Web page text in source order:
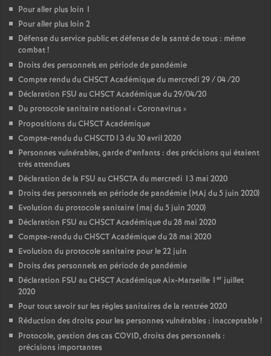
Pour aller plus loin 1
Pour aller plus loin 2
Défense du service public et défense de la santé de tous : même
combat!
Droits des personnels en période de pandémie
Compte rendu du CHSCT Académique du mercredi 29 / 04 /20
Déclaration FSU au CHSCT Académique du 29/04/20
Du protocole sanitaire national «Coronavirus »
Propositions du CHSCT Académique
Compte-rendu du CHSCTD13 du 30 avril 2020
Personnes vulnérables, garde d’enfants : des précisions qui étaient
très attendues
Déclaration de la FSU au CHSCTA du mercredi 13 mai 2020
Droits des personnels en période de pandémie (MAj du 5 juin 2020)
Evolution du protocole sanitaire (maj du 5 juin 2020)
Déclaration FSU au CHSCT Académique du 28 mai 2020
Compte-rendu du CHSCT Académique du 28 mai 2020
Evolution du protocole sanitaire pour le 22 juin
Droits des personnels en période de pandémie
Déclaration FSU au CHSCT Académique Aix-Marseille 1 er juillet
2020
Pour tout savoir sur les règles sanitaires de la rentrée 2020
Réduction des droits pour les personnes vulnérables : inacceptable!
Protocole, gestion des cas COVID, droits des personnels :
précisions importantes